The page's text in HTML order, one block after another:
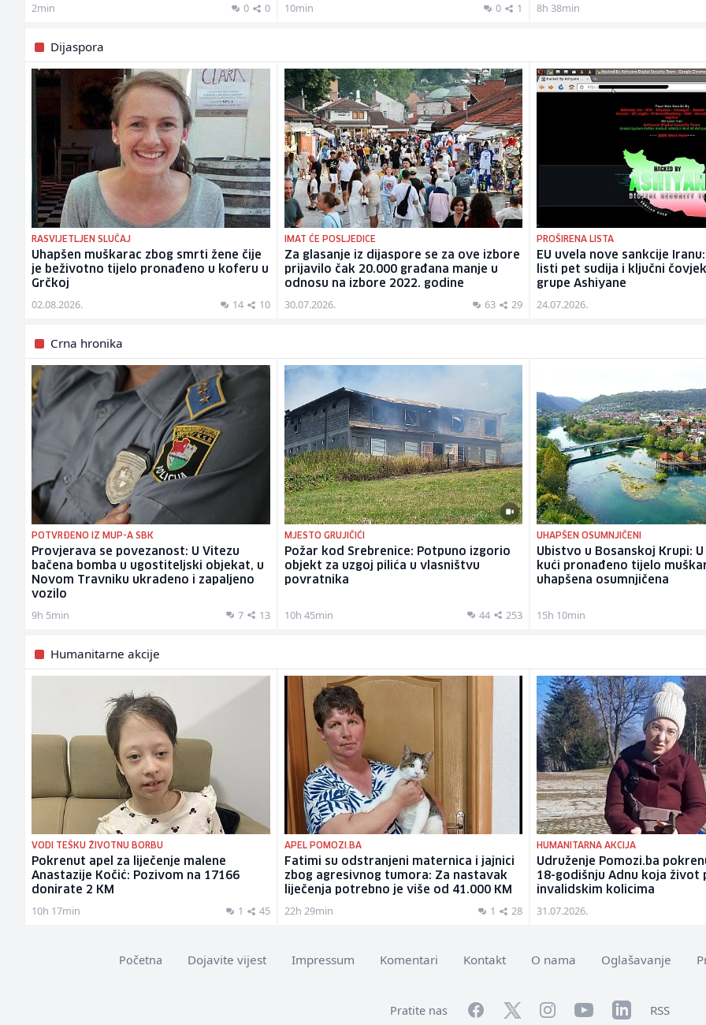
2min 0 0 10min 0 1 8h 38min
Dijaspora
RASVIJETLJEN SLUČAJ
Uhapšen muškarac zbog smrti žene čije
je beživotno tijelo pronađeno u koferu u
Grčkoj
02.08.2026. 14 10
IMAT ĆE POSLJEDICE
Za glasanje iz dijaspore se za ove izbore
prijavilo čak 20.000 građana manje u
odnosu na izbore 2022. godine
30.07.2026. 63 29
PROŠIRENA LISTA
EU uvela nove sankcije Iranu:
listi pet sudija i ključni
grupe Ashiyane
24.07.2026.
Crna hronika
POTVRĐENO IZ MUP-A SBK
Provjerava se povezanost: U Vitezu
bačena bomba u ugostiteljski objekat, u
Novom Travniku ukradeno i zapaljeno
vozilo
9h 5min 7 13
MJESTO GRUJIČIĆI
Požar kod Srebrenice: Potpuno izgorio
objekt za uzgoj pilića u vlasništvu
povratnika
10h 45min 44 253
UHAPŠEN OSUMNJIČENI
Ubistvo u Bosanskoj Krupi:
kući pronađeno tijelo
uhapšena osumnjičena
15h 10min
Humanitarne akcije
VODI TEŠKU ŽIVOTNU BORBU
Pokrenut apel za liječenje malene
Anastazije Kočić: Pozivom na 17166
donirate 2 KM
10h 17min 1 45
APEL POMOZI.BA
Fatimi su odstranjeni maternica i jajnici
zbog agresivnog tumora: Za nastavak
liječenja potrebno je više od 41.000 KM
22h 29min 1 28
HUMANITARNA AKCIJA
Udruženje Pomozi.ba
18-godišnju Adnu koja život
invalidskim kolicima
31.07.2026.
Početna Dojavite vijest Impressum Komentari Kontakt O nama Oglašavanje
Pratite nas FacebookTwitterInstagramYouTubeLinkedInRSS